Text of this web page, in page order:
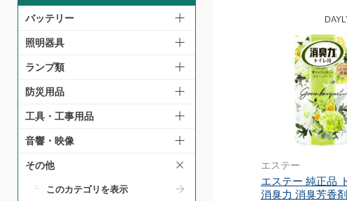
バッテリー
照明器具
ランプ類
防災用品
工具・工事用品
音響・映像
その他
このカテゴリを表示
エステー
エステー 純正品
消臭力 消臭芳香